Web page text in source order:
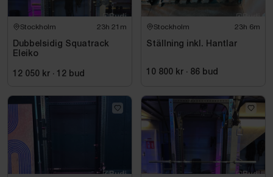
Stockholm 23h 21m
Dubbelsidig Squatrack
Eleiko
12 050 kr · 12 bud
Stockholm 23h 6m
Ställning inkl. Hantlar
10 800 kr · 86 bud